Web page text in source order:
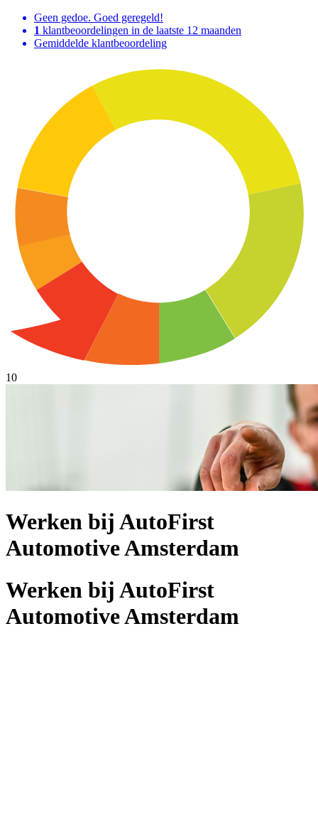
Geen gedoe. Goed geregeld!
1 klantbeoordelingen in de laatste 12 maanden
Gemiddelde klantbeoordeling
10
Werken bij AutoFirst
Automotive Amsterdam
Werken bij AutoFirst
Automotive Amsterdam